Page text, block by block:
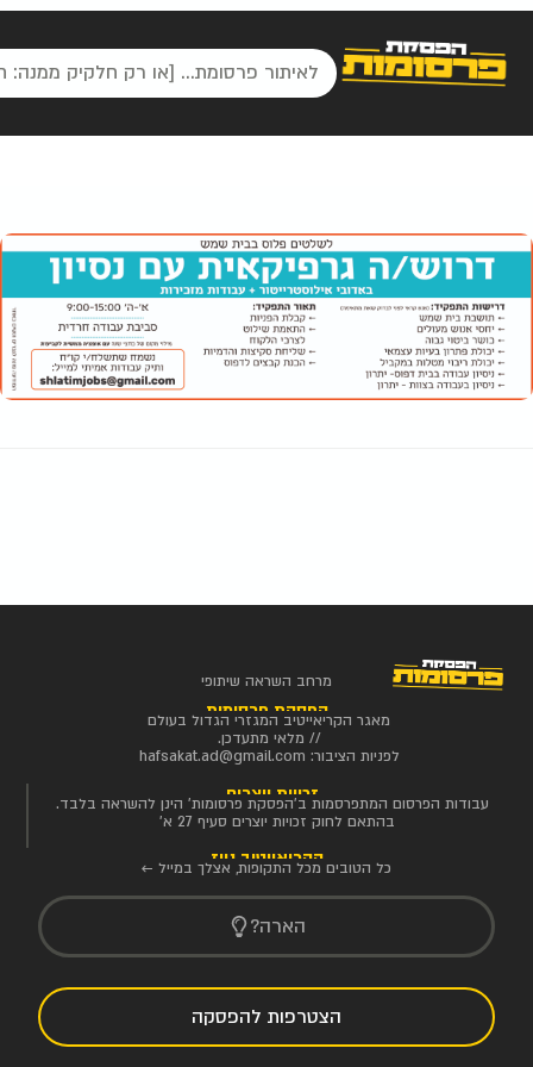
מרחב השראה שיתופי
הפסקת פרסומות
מאגר הקריאייטיב המגזרי הגדול בעולם
// מלאי מתעדכן.
לפניות הציבור: hafsakat.ad@gmail.com
זכויות יוצרים
עבודות הפרסום המתפרסמות ב'הפסקת פרסומות' הינן להשראה בלבד.
בהתאם לחוק זכויות יוצרים סעיף 27 א'
הקריאייטיב ניוז
כל הטובים מכל התקופות, אצלך במייל ←
הארה?
הצטרפות להפסקה